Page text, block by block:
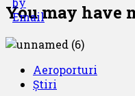
You may have
Aeroporturi
Știri